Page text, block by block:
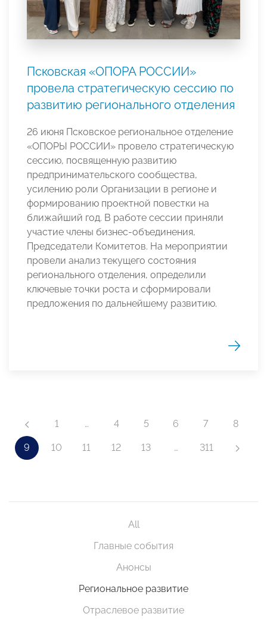
Псковская «ОПОРА РОССИИ»
провела стратегическую сессию по
развитию регионального отделения
26 июня Псковское региональное отделение
«ОПОРЫ РОССИИ» провело стратегическую
сессию, посвященную развитию
предпринимательского сообщества,
усилению роли Организации в регионе и
формированию проектной повестки на
ближайший год. В работе сессии приняли
участие члены бизнес-объединения,
Председатели Комитетов. На мероприятии
провели анализ текущего состояния
регионального отделения, определили
ключевые точки роста и сформировали
предложения по дальнейшему развитию.
1 … 4 5 6 7 8
9 10 11 12 13 … 311
All
Главные события
Анонсы
Региональное развитие
Отраслевое развитие